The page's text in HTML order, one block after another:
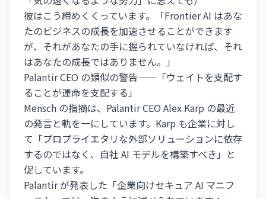
彼はこう締めくくっています。「Frontier AI はあな
たのビジネスの成長を加速させることができます
が、それがあなたの手に握られていなければ、それ
はあなたの成長ではありません。」
Palantir CEO の類似の警告——「ウェイトを支配す
ることが運命を支配する」
Mensch の指摘は、Palantir CEO Alex Karp の最近
の発言と軌を一にしています。Karp も企業に対し
て「プロプライエタリな外部ソリューションに依存
するのではなく、自社 AI モデルを構築すべき」と
促しています。
Palantir が発表した「企業向けセキュア AI マニフ